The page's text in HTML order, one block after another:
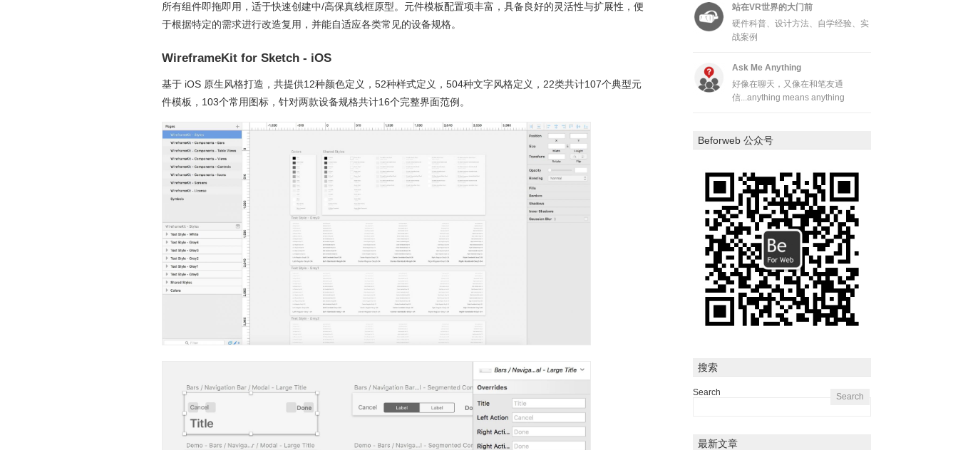
所有组件即拖即用，适于快速创建中/高保真线框原型。元件模板配置项丰富，具备良好的灵活性与扩展性，便
于根据特定的需求进行改造复用，并能自适应各类常见的设备规格。
WireframeKit for Sketch - iOS
基于 iOS 原生风格打造，共提供12种颜色定义，52种样式定义，504种文字风格定义，22类共计107个典型元
件模板，103个常用图标，针对两款设备规格共计16个完整界面范例。
站在VR世界的大门前
硬件科普、设计方法、自学经验、实
战案例
Ask Me Anything
好像在聊天，又像在和笔友通
信...anything means anything
Beforweb 公众号
搜索
Search
最新文章